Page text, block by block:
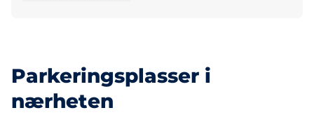
Parkeringsplasser i
nærheten